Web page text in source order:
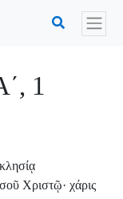
1
Χριστῷ· χάρις